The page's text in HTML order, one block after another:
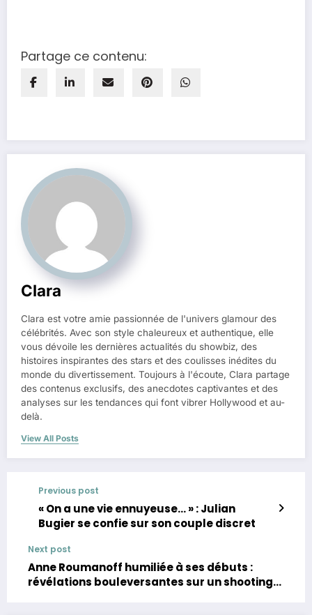
Partage ce contenu:
Clara
Clara est votre amie passionnée de l'univers glamour des
célébrités. Avec son style chaleureux et authentique, elle
vous dévoile les dernières actualités du showbiz, des
histoires inspirantes des stars et des coulisses inédites du
monde du divertissement. Toujours à l'écoute, Clara partage
des contenus exclusifs, des anecdotes captivantes et des
analyses sur les tendances qui font vibrer Hollywood et au-
delà.
View All Posts
Previous post
« On a une vie ennuyeuse… » : Julian
Bugier se confie sur son couple discret
Next post
Anne Roumanoff humiliée à ses débuts :
révélations bouleversantes sur un shooting